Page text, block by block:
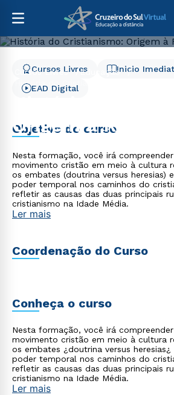
Cursos Livres
Educação
História do Cristianismo: Origem à
Origem à Reforma
Inicio
Cursos Livres
EAD Digital
Objetivo do curso
Nesta formação, você irá
movimento cristão em meio à cultura
os embates (doutrina versus heresias)
poder temporal nos caminhos do
refletir as causas das duas principais
cristianismo na Idade Média.
Ler mais
Coordenação do Curso
Conheça o curso
Nesta formação, você irá
movimento cristão em meio à cultura
os embates ¿doutrina versus
poder temporal nos caminhos do
refletir as causas das duas principais
cristianismo na Idade Média.
Ler mais